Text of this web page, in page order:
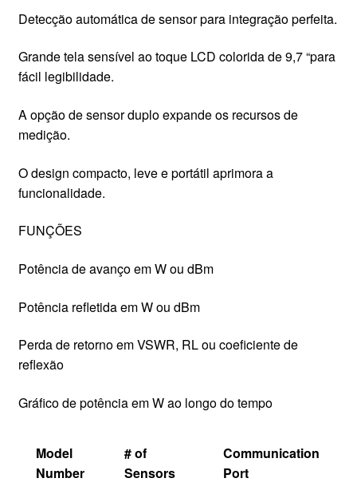
Detecção automática de sensor para integração perfeita.
Grande tela sensível ao toque LCD colorida de 9,7 “para
fácil legibilidade.
A opção de sensor duplo expande os recursos de
medição.
O design compacto, leve e portátil aprimora a
funcionalidade.
FUNÇÕES
Potência de avanço em W ou dBm
Potência refletida em W ou dBm
Perda de retorno em VSWR, RL ou coeficiente de
reflexão
Gráfico de potência em W ao longo do tempo
Model
Number
# of
Sensors
Communication
Port